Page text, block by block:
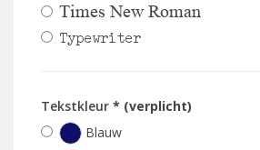
Times New Roman
Typewriter
Tekstkleur * (verplicht)
Blauw